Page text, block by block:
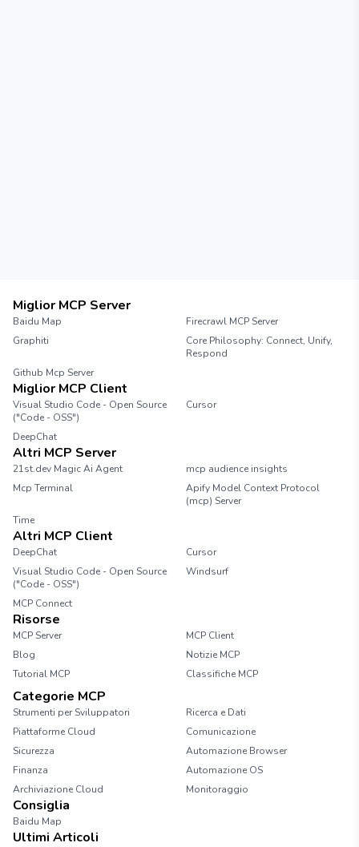
Miglior MCP Server
Baidu Map
Firecrawl MCP Server
Graphiti
Core Philosophy: Connect, Unify,
Respond
Github Mcp Server
Miglior MCP Client
Visual Studio Code - Open Source
("Code - OSS")
Cursor
DeepChat
Altri MCP Server
21st.dev Magic Ai Agent
mcp audience insights
Mcp Terminal
Apify Model Context Protocol
(mcp) Server
Time
Altri MCP Client
DeepChat
Cursor
Visual Studio Code - Open Source
("Code - OSS")
Windsurf
MCP Connect
Risorse
MCP Server
MCP Client
Blog
Notizie MCP
Tutorial MCP
Classifiche MCP
Categorie MCP
Strumenti per Sviluppatori
Ricerca e Dati
Piattaforme Cloud
Comunicazione
Sicurezza
Automazione Browser
Finanza
Automazione OS
Archiviazione Cloud
Monitoraggio
Consiglia
Baidu Map
Ultimi Articoli